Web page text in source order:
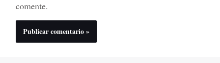
comente.